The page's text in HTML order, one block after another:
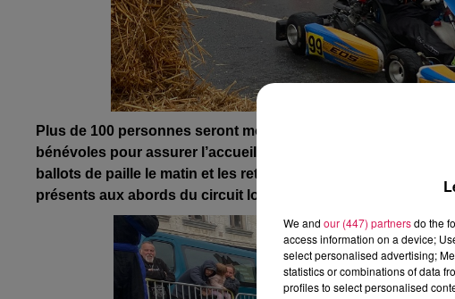
Plus de 100 personnes seront mobilisées dimanche pour
bénévoles pour assurer l’accueil des pilotes et du public au
ballots de paille le matin et les retirer le soir, sans oublier les
présents aux abords du circuit long de 540 mètres…
We and our (447) partnersdo the
access information on a device;
select personalised advertising;
statistics or combinations of data
profiles to select personalised